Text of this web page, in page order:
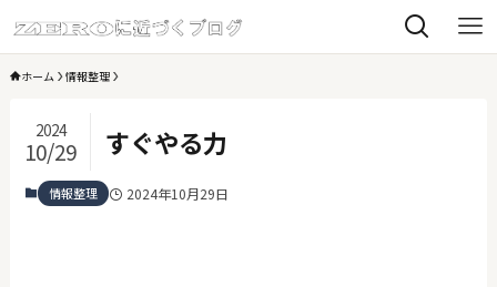
ホーム 情報整理
すぐやる力
2024
10/29
情報整理 2024年10月29日